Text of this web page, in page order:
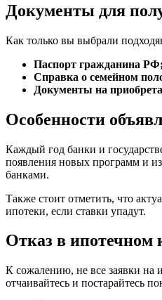
Документы для
Как только вы выбрали
Паспорт гражданина РФ;
Справка о семейном
Документы на
Особенности
Каждый год банки и
появления новых программ и
банками.
Также стоит отметить, что
ипотеки, если ставки упадут.
Отказ в ипотечном
К сожалению, не все заявки на
отчаивайтесь и постарайтесь